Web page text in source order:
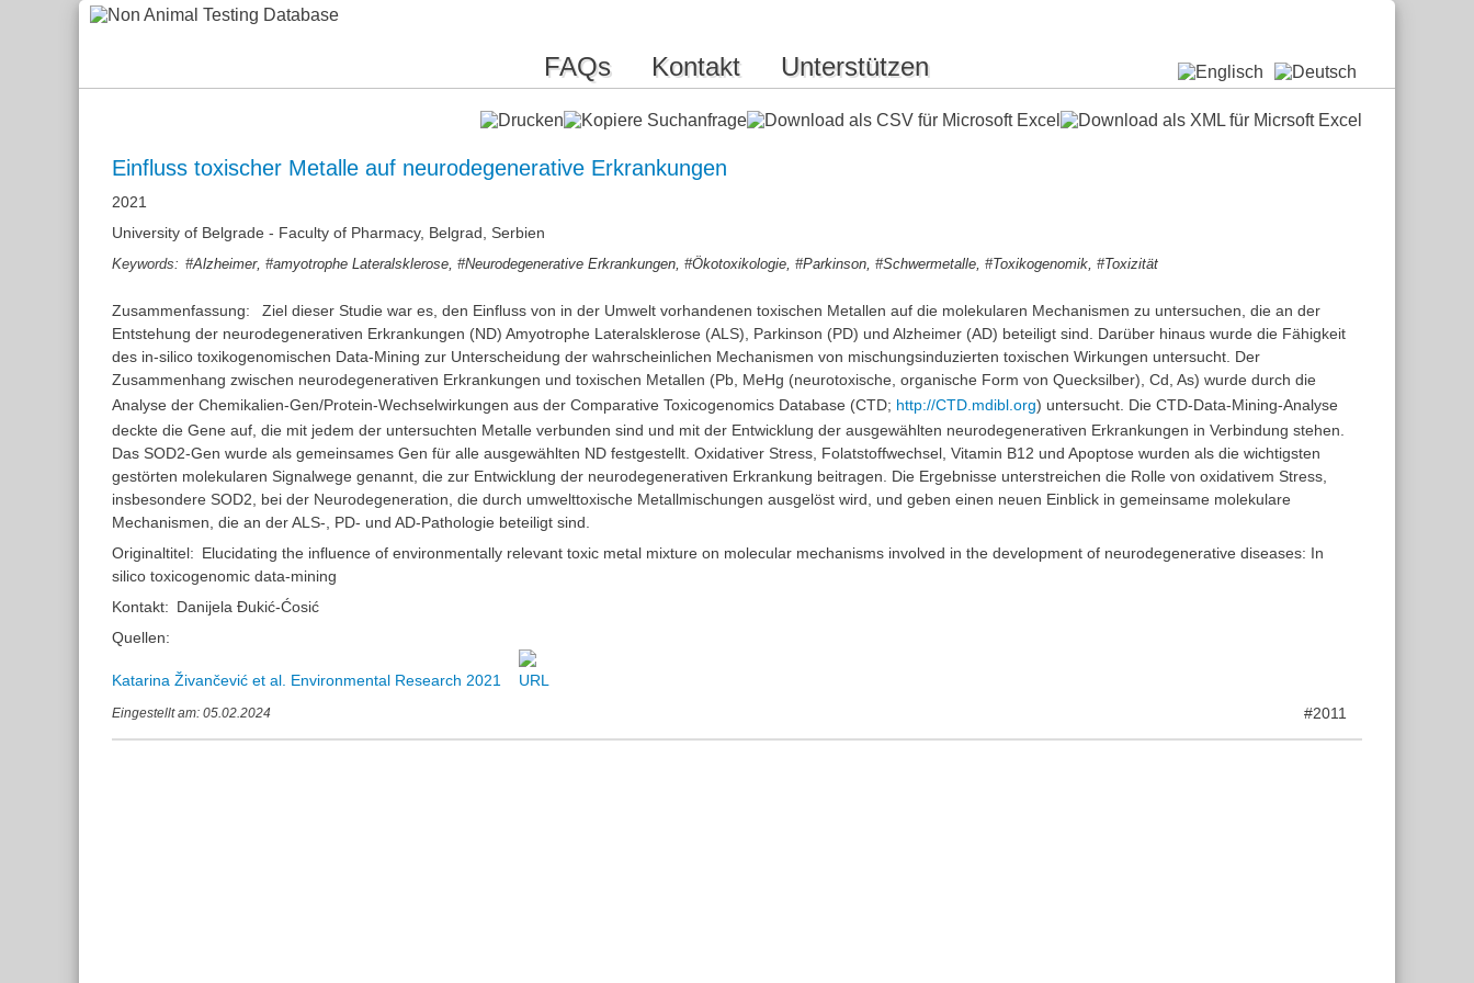
FAQs Kontakt Unterstützen
Einfluss toxischer Metalle auf neurodegenerative Erkrankungen
2021
University of Belgrade - Faculty of Pharmacy, Belgrad, Serbien
Keywords: #Alzheimer,#amyotrophe Lateralsklerose ,#Neurodegenerative Erkrankungen ,#Ökotoxikologie ,#Parkinson ,#Schwermetalle ,#Toxikogenomik ,#Toxizität
Zusammenfassung:
Ziel dieser Studie war es, den Einfluss von in der Umwelt vorhandenen toxischen Metallen auf die molekularen Mechanismen zu untersuchen, die an der
Entstehung der neurodegenerativen Erkrankungen (ND) Amyotrophe Lateralsklerose (ALS), Parkinson (PD) und Alzheimer (AD) beteiligt sind. Darüber hinaus wurde die Fähigkeit
des in-silico toxikogenomischen Data-Mining zur Unterscheidung der wahrscheinlichen Mechanismen von mischungsinduzierten toxischen Wirkungen untersucht. Der
Zusammenhang zwischen neurodegenerativen Erkrankungen und toxischen Metallen (Pb, MeHg (neurotoxische, organische Form von Quecksilber), Cd, As) wurde durch die
Analyse der Chemikalien-Gen/Protein-Wechselwirkungen aus der Comparative Toxicogenomics Database (CTD; http://CTD.mdibl.org) untersucht. Die CTD-Data-Mining-Analyse
deckte die Gene auf, die mit jedem der untersuchten Metalle verbunden sind und mit der Entwicklung der ausgewählten neurodegenerativen Erkrankungen in Verbindung stehen.
Das SOD2-Gen wurde als gemeinsames Gen für alle ausgewählten ND festgestellt. Oxidativer Stress, Folatstoffwechsel, Vitamin B12 und Apoptose wurden als die wichtigsten
gestörten molekularen Signalwege genannt, die zur Entwicklung der neurodegenerativen Erkrankung beitragen. Die Ergebnisse unterstreichen die Rolle von oxidativem Stress,
insbesondere SOD2, bei der Neurodegeneration, die durch umwelttoxische Metallmischungen ausgelöst wird, und geben einen neuen Einblick in gemeinsame molekulare
Mechanismen, die an der ALS-, PD- und AD-Pathologie beteiligt sind.
Originaltitel: Elucidating the influence of environmentally relevant toxic metal mixture on molecular mechanisms involved in the development of neurodegenerative diseases: In
silico toxicogenomic data-mining
Kontakt: Danijela Đukić-Ćosić
Quellen:
Katarina Živančević et al. Environmental Research 2021
#2011
Eingestellt am: 05.02.2024